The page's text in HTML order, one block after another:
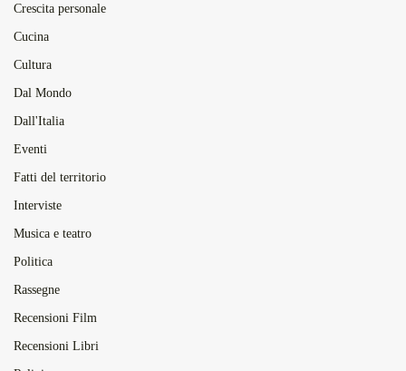
Crescita personale
Cucina
Cultura
Dal Mondo
Dall'Italia
Eventi
Fatti del territorio
Interviste
Musica e teatro
Politica
Rassegne
Recensioni Film
Recensioni Libri